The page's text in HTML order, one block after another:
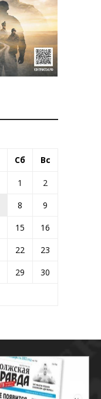
Сб Вс
1
2
8
9
15
16
22
23
29
30